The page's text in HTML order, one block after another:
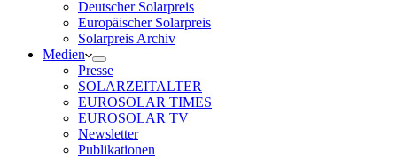
Deutscher Solarpreis
Europäischer Solarpreis
Solarpreis Archiv
Medien
Presse
SOLARZEITALTER
EUROSOLAR TIMES
EUROSOLAR TV
Newsletter
Publikationen